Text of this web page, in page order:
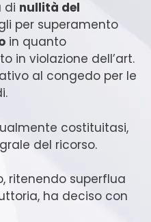
di nullità del
per superamento
in quanto
in violazione dell’art.
al congedo per le
costituitasi,
del ricorso.
ritenendo superflua
ha deciso con